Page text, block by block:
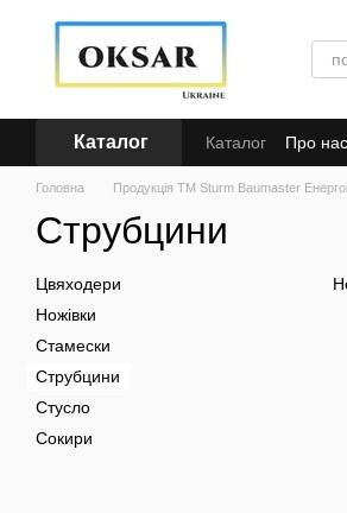
Перейти до основного контенту
Каталог Каталог Про нас
Кредит
Головна Продукція ТМ Sturm Baumaster
Струбцини
Цвяходери
Ножівки
Стамески
Струбцини
Стусло
Сокири